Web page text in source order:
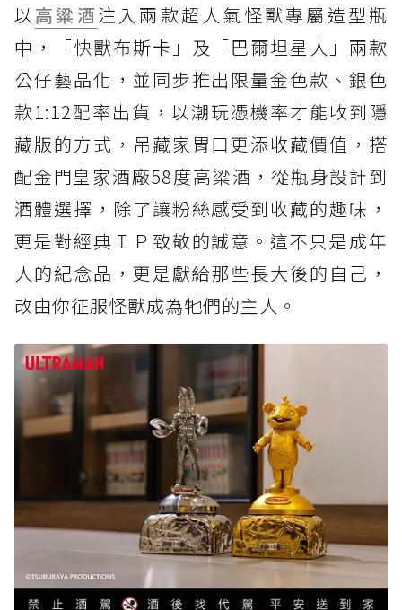
以 高粱酒注入兩款超人氣怪獸專屬造型瓶
中，「快獸布斯卡」及「巴爾坦星人」兩款
公仔藝品化，並同步推出限量金色款、銀色
款1:12配率出貨，以潮玩憑機率才能收到隱
藏版的方式，吊藏家胃口更添收藏價值，搭
配金門皇家酒廠58度高粱酒，從瓶身設計到
酒體選擇，除了讓粉絲感受到收藏的趣味，
更是對經典ＩＰ致敬的誠意。這不只是成年
人的紀念品，更是獻給那些長大後的自己，
改由你征服怪獸成為牠們的主人。